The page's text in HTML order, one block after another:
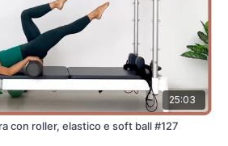
25:03
con roller, elastico e soft ball #127